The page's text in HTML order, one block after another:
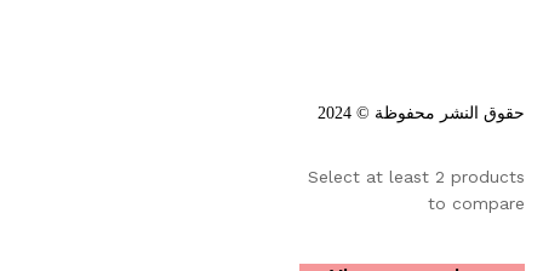
حقوق النشر محفوظة © 2024
Select at least 2 products
to compare